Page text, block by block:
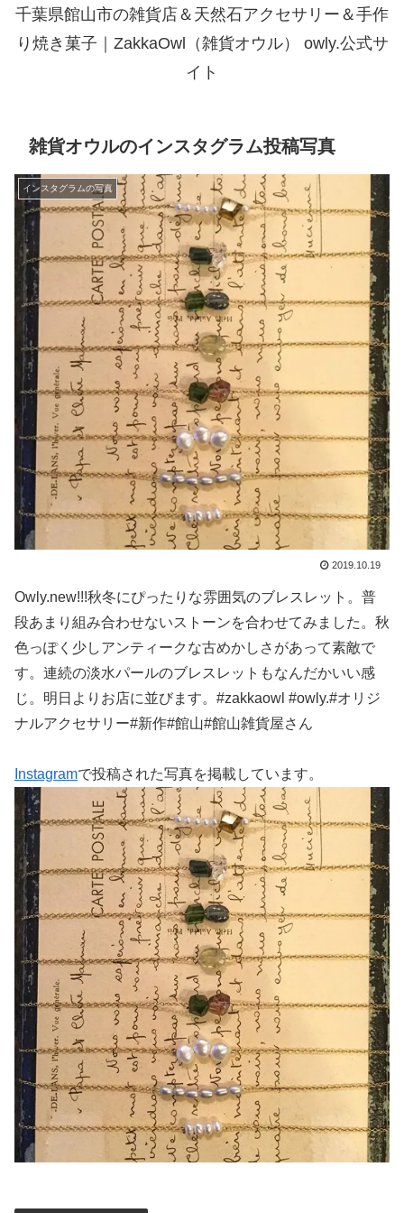
千葉県館山市の雑貨店＆天然石アクセサリー＆手作
り焼き菓子｜ZakkaOwl（雑貨オウル） owly.公式サ
イト
雑貨オウルのインスタグラム投稿写真
インスタグラムの写真
2019.10.19
Owly.new!!!秋冬にぴったりな雰囲気のブレスレット。普
段あまり組み合わせないストーンを合わせてみました。秋
色っぽく少しアンティークな古めかしさがあって素敵で
す。連続の淡水パールのブレスレットもなんだかいい感
じ。明日よりお店に並びます。#zakkaowl #owly.#オリジ
ナルアクセサリー#新作#館山#館山雑貨屋さん
Instagramで投稿された写真を掲載しています。